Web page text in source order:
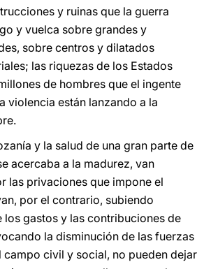
y ruinas que la guerra
y vuelca sobre grandes y
sobre centros y dilatados
las riquezas de los Estados
de hombres que el ingente
violencia están lanzando a la
y la salud de una gran parte de
acercaba a la madurez, van
las privaciones que impone el
por el contrario, subiendo
los gastos y las contribuciones de
la disminución de las fuerzas
campo civil y social, no pueden dejar